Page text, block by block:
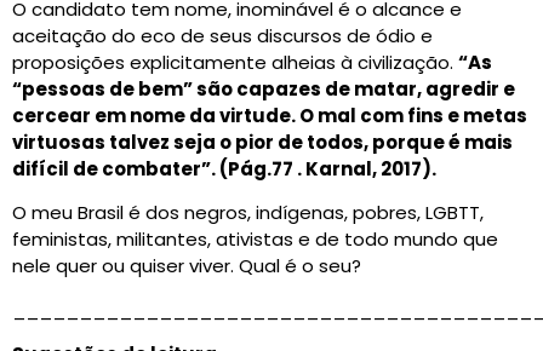
O candidato tem nome, inominável é o alcance e
aceitação do eco de seus discursos de ódio e
proposições explicitamente alheias à civilização. “As
“pessoas de bem” são capazes de matar, agredir e
cercear em nome da virtude. O mal com fins e metas
virtuosas talvez seja o pior de todos, porque é mais
difícil de combater”. (Pág.77 . Karnal, 2017).
O meu Brasil é dos negros, indígenas, pobres, LGBTT,
feministas, militantes, ativistas e de todo mundo que
nele quer ou quiser viver. Qual é o seu?